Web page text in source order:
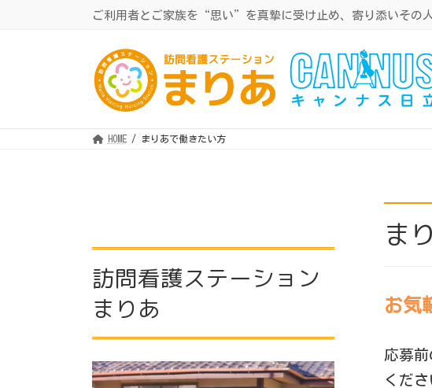
ご利用者とご家族を“思い”を真摯に受け止め、寄り添いその
HOME まりあで働きたい方
ま
お気
応募
くださ
訪問看護ステーション
まりあ